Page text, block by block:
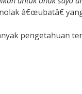
â€œubatâ€
pengetahuan